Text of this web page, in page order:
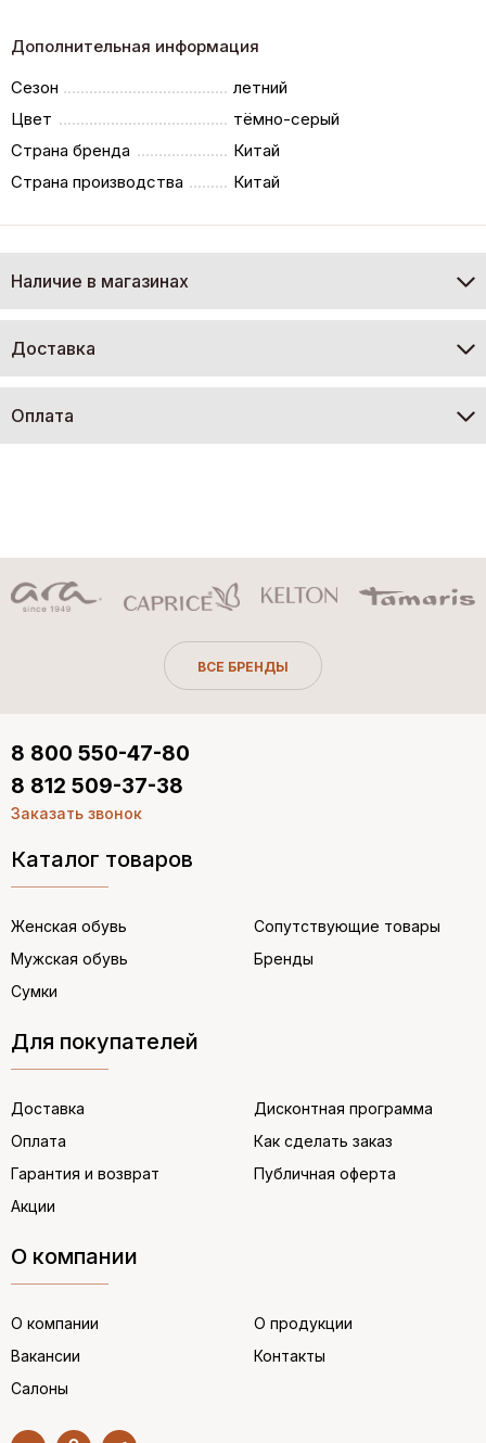
Дополнительная информация
Сезон
летний
Цвет
тёмно-серый
Страна бренда
Китай
Страна производства
Китай
Наличие в магазинах
Доставка
Оплата
ВСЕ БРЕНДЫ
Каталог товаров
Женская обувь
Мужская обувь
Сумки
Сопутствующие товары
Бренды
Для покупателей
Доставка
Оплата
Гарантия и возврат
Акции
Дисконтная программа
Как сделать заказ
Публичная оферта
О компании
О компании
Вакансии
Салоны
О продукции
Контакты
8 800 550-47-80
8 812 509-37-38
Заказать звонок